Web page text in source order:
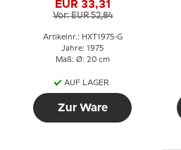
EUR 33,31
Vor: EUR 52,84
Artikelnr.: HXT1975-G
Jahre: 1975
Maß: Ø: 20 cm
AUF LAGER
Zur Ware